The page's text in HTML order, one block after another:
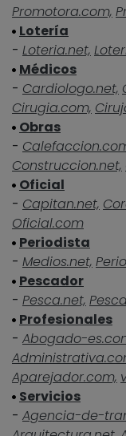
Promotora.com,
Lotería
- Loteria.net,
Médicos
- Cardiologo.net,
Cirugia.com,
Obras
-
Construccion.net,
Oficial
- Capitan.net,
Oficial.com
Periodista
- Medios.net,
Pescador
- Pesca.net,
Profesionales
- Abogado-
Aparejador.com,
Servicios
- Agencia-de-